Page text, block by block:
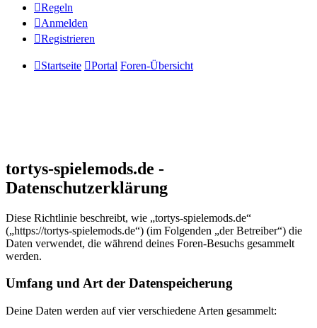
Regeln
Anmelden
Registrieren
Startseite Portal Foren-Übersicht
tortys-spielemods.de -
Datenschutzerklärung
Diese Richtlinie beschreibt, wie „tortys-spielemods.de“
(„https://tortys-spielemods.de“) (im Folgenden „der Betreiber“) die
Daten verwendet, die während deines Foren-Besuchs gesammelt
werden.
Umfang und Art der Datenspeicherung
Deine Daten werden auf vier verschiedene Arten gesammelt: